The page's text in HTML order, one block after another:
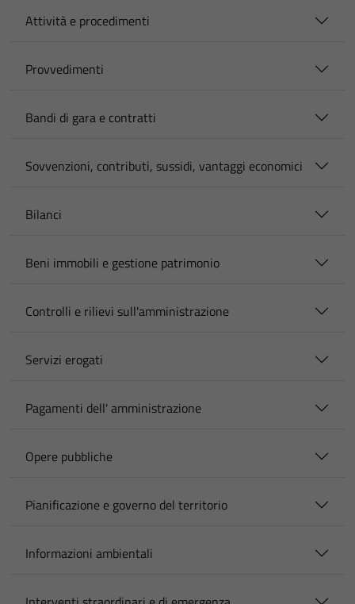
Attività e procedimenti
Provvedimenti
Bandi di gara e contratti
Sovvenzioni, contributi, sussidi, vantaggi economici
Bilanci
Beni immobili e gestione patrimonio
Controlli e rilievi sull'amministrazione
Servizi erogati
Pagamenti dell' amministrazione
Opere pubbliche
Pianificazione e governo del territorio
Informazioni ambientali